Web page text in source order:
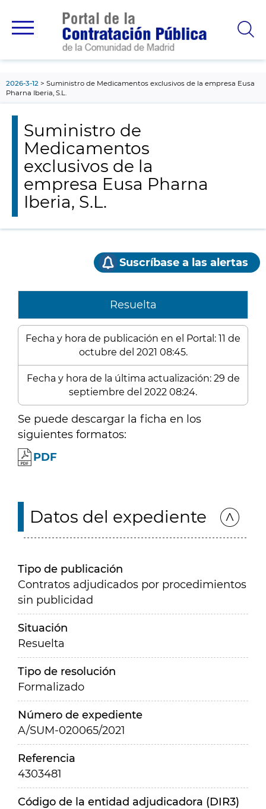
principal
2026-3-12
Suministro de Medicamentos exclusivos de la empresa Eusa
Pharna Iberia, S.L.
Suministro de
Medicamentos
exclusivos de la
empresa Eusa Pharna
Iberia, S.L.
Suscríbase a las alertas
Resuelta
Fecha y hora de publicación en el Portal: 11 de
octubre del 2021 08:45.
Fecha y hora de la última actualización: 29 de
septiembre del 2022 08:24.
Se puede descargar la ficha en los
siguientes formatos:
PDF
Datos del expediente
Tipo de publicación
Contratos adjudicados por procedimientos
sin publicidad
Situación
Resuelta
Tipo de resolución
Formalizado
Número de expediente
A/SUM-020065/2021
Referencia
4303481
Código de la entidad adjudicadora (DIR3)